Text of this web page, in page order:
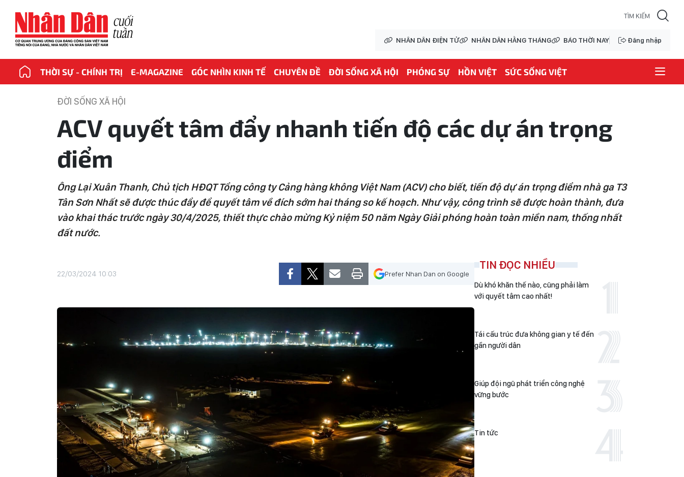
NHÂN DÂN ĐIỆN TỬ NHÂN DÂN HẰNG THÁNG BÁO THỜI NAY Đăng nhập
THỜI SỰ - CHÍNH TRỊ E-MAGAZINE GÓC NHÌN KINH TẾ CHUYÊN ĐỀ ĐỜI SỐNG XÃ HỘI PHÓNG SỰ HỒN VIỆT SỨC SỐNG VIỆT
ĐỜI SỐNG XÃ HỘI
ACV quyết tâm đẩy nhanh tiến độ các dự án trọng
điểm
Ông Lại Xuân Thanh, Chủ tịch HĐQT Tổng công ty Cảng hàng không Việt Nam (ACV) cho biết, tiến độ dự án trọng điểm nhà ga T3
Tân Sơn Nhất sẽ được thúc đẩy để quyết tâm về đích sớm hai tháng so kế hoạch. Như vậy, công trình sẽ được hoàn thành, đưa
vào khai thác trước ngày 30/4/2025, thiết thực chào mừng Kỷ niệm 50 năm Ngày Giải phóng hoàn toàn miền nam, thống nhất
đất nước.
22/03/2024 10:03 Prefer Nhan Dan on Google
TIN ĐỌC NHIỀU
Dù khó khăn thế nào, cũng phải làm
với quyết tâm cao nhất!
Tái cấu trúc đưa không gian y tế đến
gần người dân
Giúp đội ngũ phát triển công nghệ
vững bước
Tin tức